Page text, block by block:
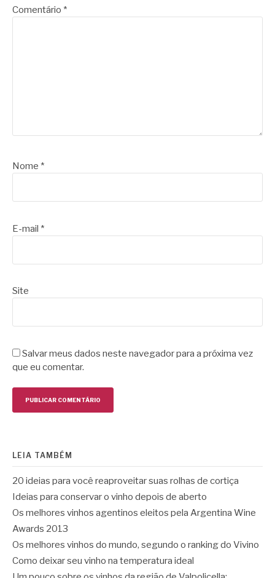
Comentário *
Nome *
E-mail *
Site
Salvar meus dados neste navegador para a próxima vez
que eu comentar.
LEIA TAMBÉM
20 ideias para você reaproveitar suas rolhas de cortiça
Ideias para conservar o vinho depois de aberto
Os melhores vinhos agentinos eleitos pela Argentina Wine
Awards 2013
Os melhores vinhos do mundo, segundo o ranking do Vivino
Como deixar seu vinho na temperatura ideal